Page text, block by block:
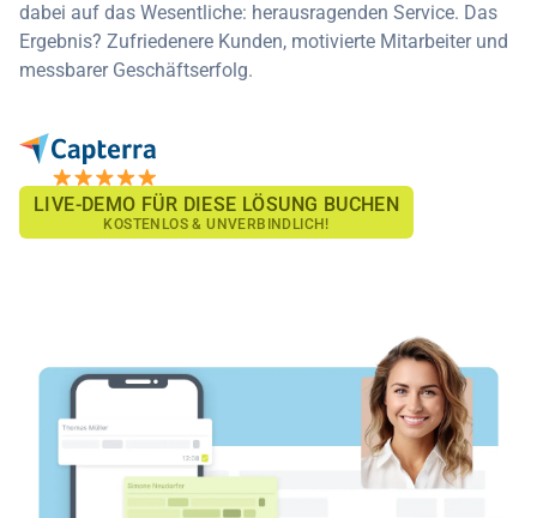
dabei auf das Wesentliche: herausragenden Service. Das
Ergebnis? Zufriedenere Kunden, motivierte Mitarbeiter und
messbarer Geschäftserfolg.
LIVE-DEMO FÜR DIESE LÖSUNG BUCHEN
KOSTENLOS & UNVERBINDLICH!